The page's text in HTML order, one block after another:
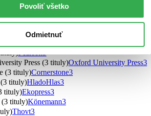
Povoliť všetko
Odmietnuť
(3 tituly)Radioservis3
Baronet3
tituly)Viz Media3
Pearson3
Press (3 tituly)Oxford University Press3
(3 tituly)Cornerstone3
tituly)HladoHlas3
tituly)Ekopress3
(3 tituly)Könemann3
Thovt3